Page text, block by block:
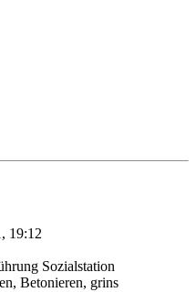
19:12
Sozialstation
Betonieren, grins